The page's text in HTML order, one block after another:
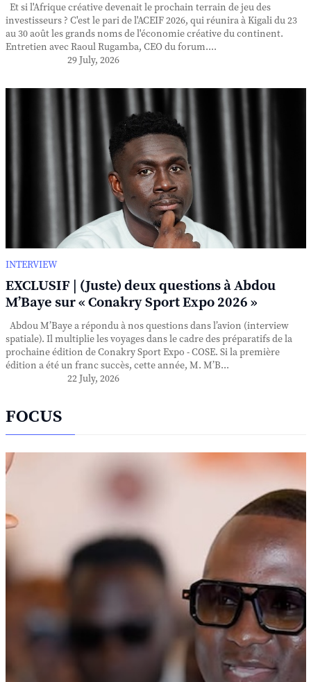
Et si l'Afrique créative devenait le prochain terrain de jeu des
investisseurs ? C'est le pari de l'ACEIF 2026, qui réunira à Kigali du 23
au 30 août les grands noms de l'économie créative du continent.
Entretien avec Raoul Rugamba, CEO du forum....
29 July, 2026
INTERVIEW
EXCLUSIF | (Juste) deux questions à Abdou
M’Baye sur « Conakry Sport Expo 2026 »
Abdou M’Baye a répondu à nos questions dans l’avion (interview
spatiale). Il multiplie les voyages dans le cadre des préparatifs de la
prochaine édition de Conakry Sport Expo - COSE. Si la première
édition a été un franc succès, cette année, M. M’B...
22 July, 2026
FOCUS